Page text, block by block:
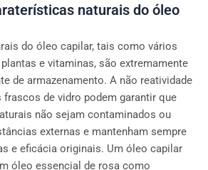
naturais do óleo
do óleo capilar, tais como vários
e vitaminas, são extremamente
de armazenamento. A não reatividade
frascos de vidro podem garantir que
não sejam contaminados ou
externas e mantenham sempre
e eficácia originais. Um óleo capilar
óleo essencial de rosa como